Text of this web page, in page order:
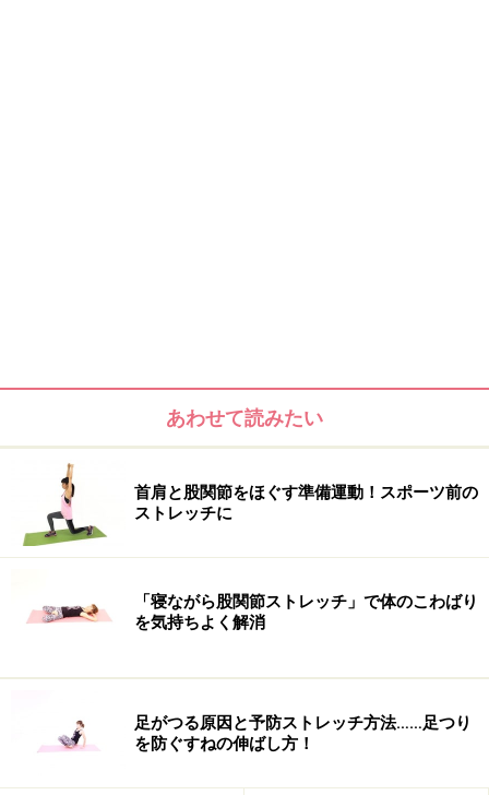
イントです。そこで、まず胸周りの大胸筋をほぐし、呼
吸を深め体内に酸素が循環しやすい環境を作ります。次
ながら、体全体の代謝を上げていきます。
では、早速ご紹介しましょう。
あわせて読みたい
首肩と股関節をほぐす準備運動！スポーツ前の
ストレッチに
「寝ながら股関節ストレッチ」で体のこわばり
を気持ちよく解消
足がつる原因と予防ストレッチ方法……足つり
を防ぐすねの伸ばし方！